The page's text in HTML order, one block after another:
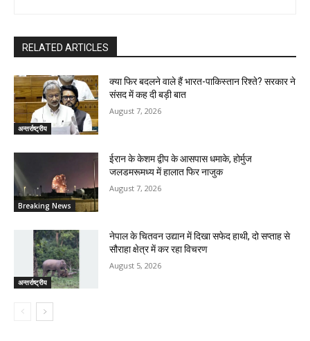
RELATED ARTICLES
अन्तर्राष्ट्रीय
क्या फिर बदलने वाले हैं भारत-पाकिस्तान रिश्ते? सरकार ने
संसद में कह दी बड़ी बात
August 7, 2026
Breaking News
ईरान के केशम द्वीप के आसपास धमाके, होर्मुज
जलडमरूमध्य में हालात फिर नाजुक
August 7, 2026
अन्तर्राष्ट्रीय
नेपाल के चितवन उद्यान में दिखा सफेद हाथी, दो सप्ताह से
सौराहा क्षेत्र में कर रहा विचरण
August 5, 2026